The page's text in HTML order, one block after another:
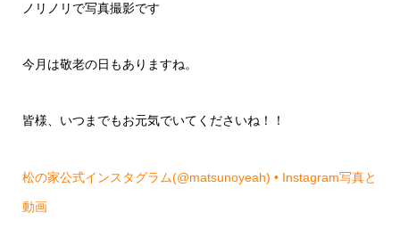
ノリノリで写真撮影です
今月は敬老の日もありますね。
皆様、いつまでもお元気でいてくださいね！！
松の家公式インスタグラム(@matsunoyeah) • Instagram写真と
動画